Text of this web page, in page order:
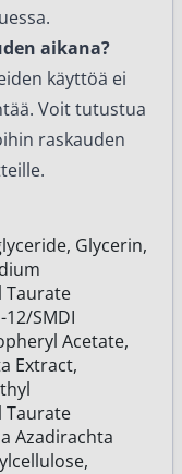
aikana?
käyttöä ei
Voit tutustua
raskauden
.
Glycerin,
Taurate
SMDI
Acetate,
Extract,
Taurate
Azadirachta